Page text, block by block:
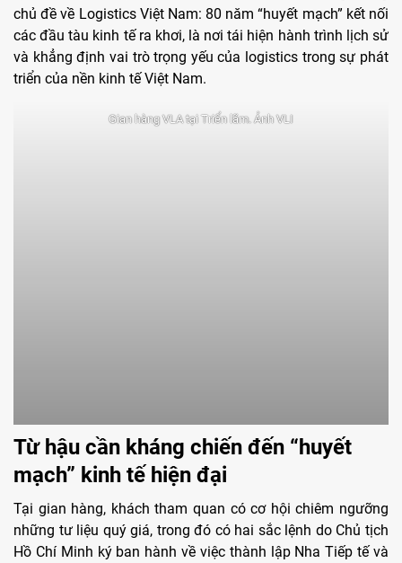
chủ đề về Logistics Việt Nam: 80 năm “huyết mạch” kết nối
các đầu tàu kinh tế ra khơi, là nơi tái hiện hành trình lịch sử
và khẳng định vai trò trọng yếu của logistics trong sự phát
triển của nền kinh tế Việt Nam.
Gian hàng VLA tại Triển lãm. Ảnh VLI
Từ hậu cần kháng chiến đến “huyết
mạch” kinh tế hiện đại
Tại gian hàng, khách tham quan có cơ hội chiêm ngưỡng
những tư liệu quý giá, trong đó có hai sắc lệnh do Chủ tịch
Hồ Chí Minh ký ban hành về việc thành lập Nha Tiếp tế và